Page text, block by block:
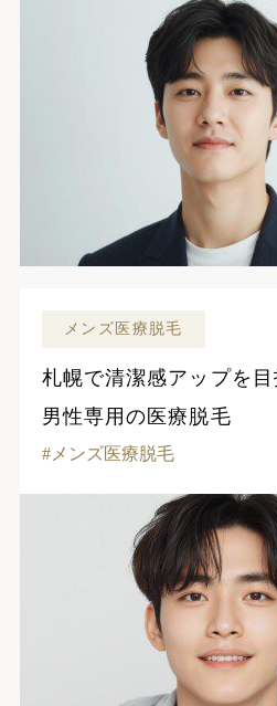
メンズ医療脱毛
札幌で清潔感アップを目
男性専用の医療脱毛
メンズ医療脱毛